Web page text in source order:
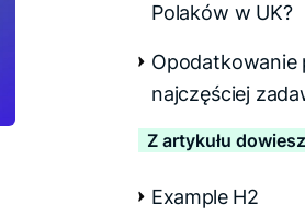
Polaków w UK?
Opodatkowanie
najczęściej
Z artykułu
Example H2